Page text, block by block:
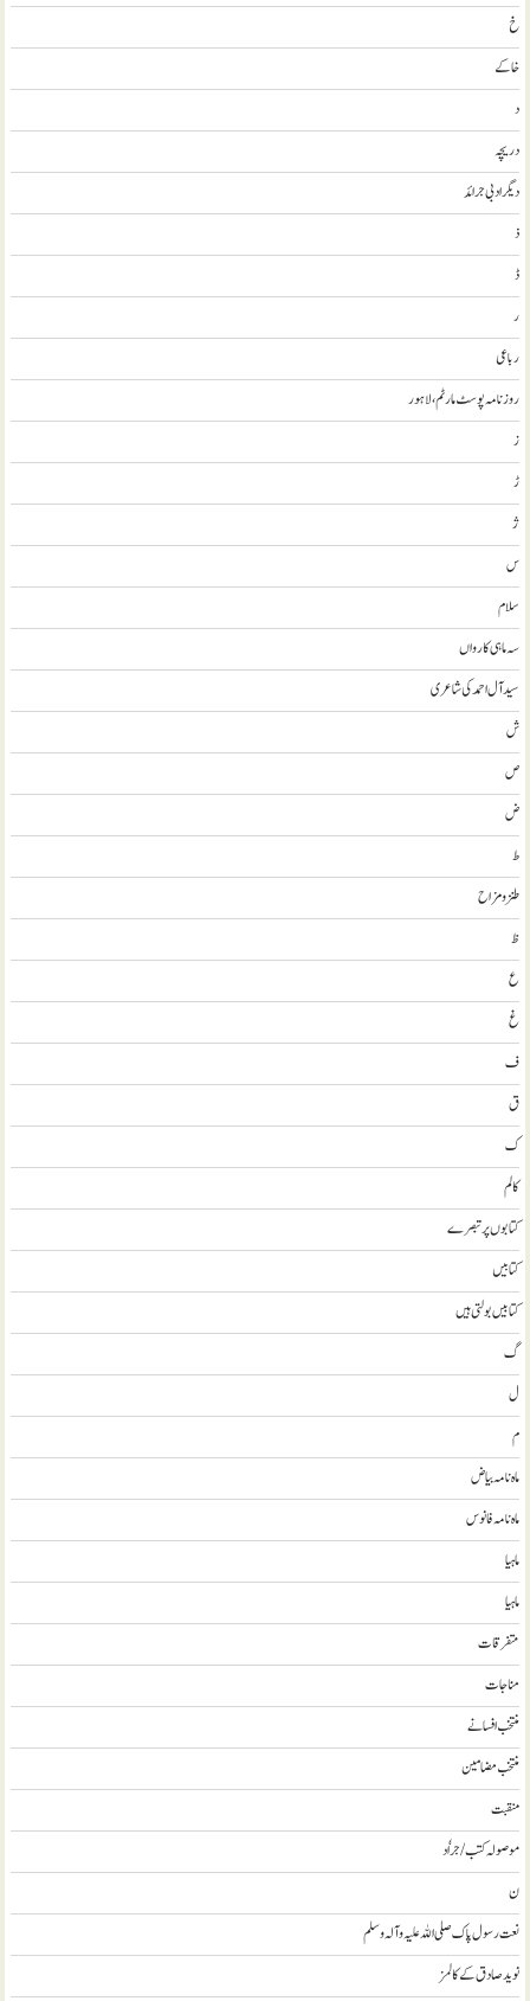
خ
خاکے
د
دریچہ
ديگر ادبی جرائد
ذ
ڈ
ر
رباعی
روزنامہ پوسٹ مارٹم، لاہور
ز
ڑ
ژ
س
سلام
سہ ماہی کارواں
سيد آل احمد کی شاعری
ش
ص
ض
ط
طنز و مزاح
ظ
ع
غ
ف
ق
ک
کالم
کتابوں پر تبصرے
کتابيں
کتابیں بولتی ہیں
گ
ل
م
ماہ نامہ بیاض
ماہ نامہ فانوس
ماہیا
ماہیا
متفرقات
مناجات
منتخب افسانے
منتخب مضامين
منقبت
موصولہ کتب / جراٗد
ن
نعت رسول پاک صلی اللہ علیہ و آلہ وسلم
نويد صادق کے کالمز